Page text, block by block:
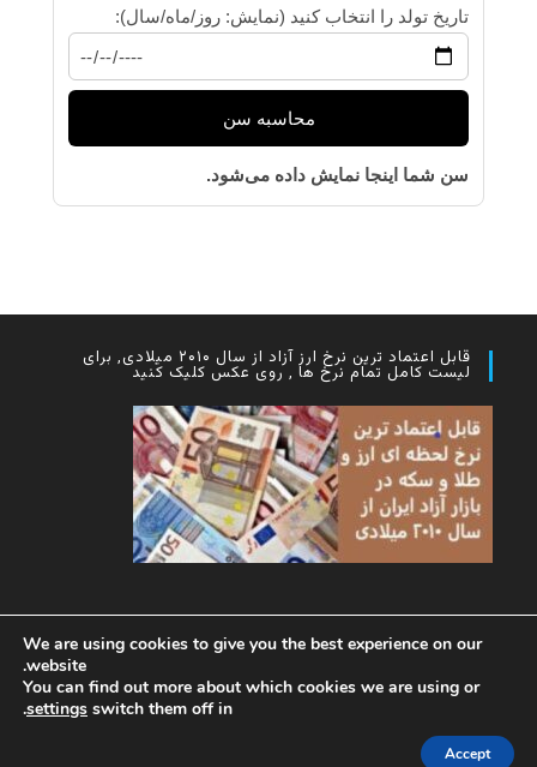
تاریخ تولد را انتخاب کنید (نمایش: روز/ماه/سال):
محاسبه سن
سن شما اینجا نمایش داده می‌شود.
قابل اعتماد ترین نرخ ارز آزاد از سال ۲۰۱۰ میلادی, برای
لیست کامل تمام نرخ ها , روی عکس کلیک کنید
We are using cookies to give you the best experience on our
website.
You can find out more about which cookies we are using or
switch them off in
settings
.
Accept